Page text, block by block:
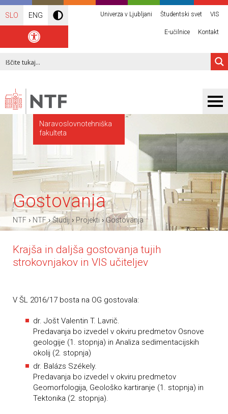
SLO ENG Univerza v Ljubljani Študentski svet VIS
E-učilnice Kontakt
Naravoslovnotehniška
fakulteta
Gostovanja
NTF › NTF›Študij › Projekti ›Gostovanja
Krajša in daljša gostovanja tujih
strokovnjakov in VIS učiteljev
V ŠL 2016/17 bosta na OG gostovala:
dr. Jošt Valentin T. Lavrič.
Predavanja bo izvedel v okviru predmetov Osnove
geologije (1. stopnja) in Analiza sedimentacijskih
okolij (2. stopnja)
dr. Balázs Székely.
Predavanja bo izvedel v okviru predmetov
Geomorfologija, Geološko kartiranje (1. stopnja) in
Tektonika (2. stopnja).